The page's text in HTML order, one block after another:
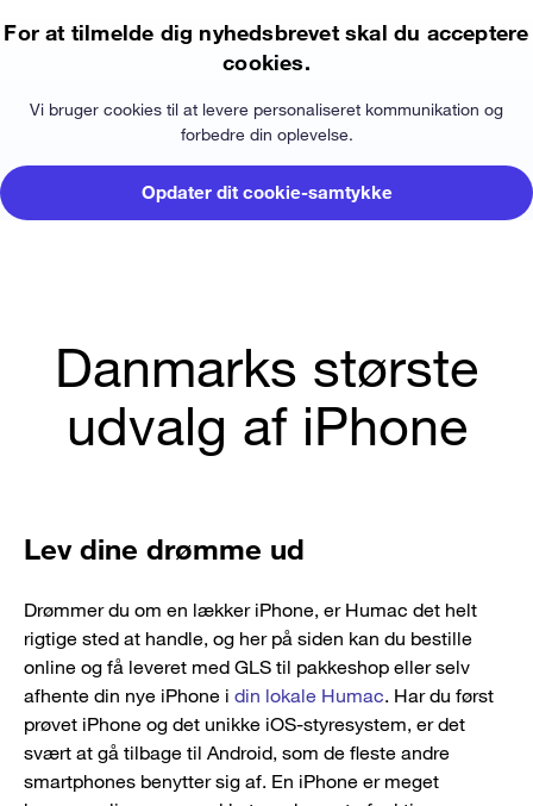
For at tilmelde dig nyhedsbrevet skal du acceptere
cookies.
Vi bruger cookies til at levere personaliseret kommunikation og
forbedre din oplevelse.
Opdater dit cookie-samtykke
Danmarks største
udvalg af iPhone
Lev dine drømme ud
Drømmer du om en lækker iPhone, er Humac det helt
rigtige sted at handle, og her på siden kan du bestille
online og få leveret med GLS til pakkeshop eller selv
afhente din nye iPhone i din lokale Humac. Har du først
prøvet iPhone og det unikke iOS-styresystem, er det
svært at gå tilbage til Android, som de fleste andre
smartphones benytter sig af. En iPhone er meget